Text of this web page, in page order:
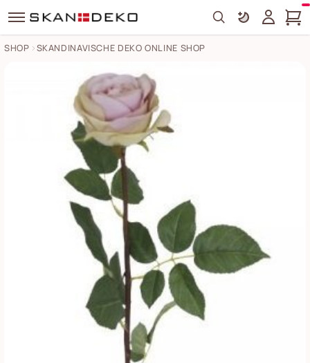
Search
SHOP SKANDINAVISCHE DEKO ONLINE SHOP